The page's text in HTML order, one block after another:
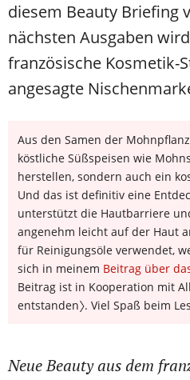
diesem Beauty Briefing
nächsten Ausgaben
französische Kosmetik-
angesagte
Aus den Samen der
köstliche Süßspeisen wie
herstellen, sondern auch ein
Und das ist definitiv eine
unterstützt die Hautbarriere
angenehm leicht auf der Haut
für Reinigungsöle verwendet,
sich in meinem Beitrag über
Beitrag ist in Kooperation mit
entstanden〉. Viel Spaß beim
Neue Beauty aus dem